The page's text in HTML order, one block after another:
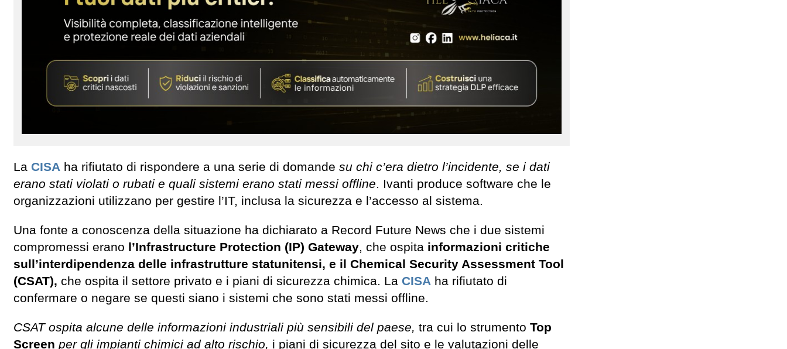
La CISA ha rifiutato di rispondere a una serie di domande su chi c’era dietro l’incidente, se i dati
erano stati violati o rubati e quali sistemi erano stati messi offline. Ivanti produce software che le
organizzazioni utilizzano per gestire l’IT, inclusa la sicurezza e l’accesso al sistema.
Una fonte a conoscenza della situazione ha dichiarato a Record Future News che i due sistemi
compromessi erano l’Infrastructure Protection (IP) Gateway, che ospita informazioni critiche
sull’interdipendenza delle infrastrutture statunitensi, e il Chemical Security Assessment Tool
(CSAT), che ospita il settore privato e i piani di sicurezza chimica. La CISA ha rifiutato di
confermare o negare se questi siano i sistemi che sono stati messi offline.
CSAT ospita alcune delle informazioni industriali più sensibili del paese, tra cui lo strumento Top
Screen per gli impianti chimici ad alto rischio, i piani di sicurezza del sito e le valutazioni delle